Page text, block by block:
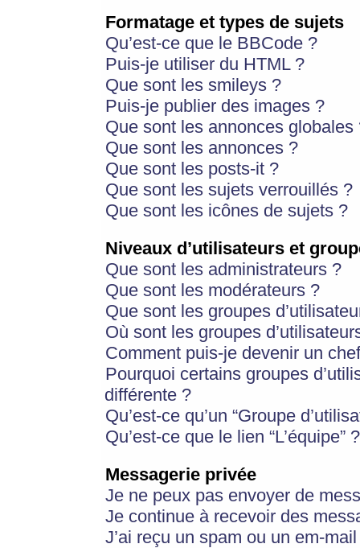
Formatage et types de sujets
Qu’est-ce que le BBCode ?
Puis-je utiliser du HTML ?
Que sont les smileys ?
Puis-je publier des images ?
Que sont les annonces globales
Que sont les annonces ?
Que sont les posts-it ?
Que sont les sujets verrouillés ?
Que sont les icônes de sujets ?
Niveaux d’utilisateurs et
Que sont les administrateurs ?
Que sont les modérateurs ?
Que sont les groupes
Où sont les groupes
Comment puis-je devenir un
Pourquoi certains groupes
différente ?
Qu’est-ce qu’un “Groupe
Qu’est-ce que le lien “L’équipe” ?
Messagerie privée
Je ne peux pas envoyer de
Je continue à recevoir des
J’ai reçu un spam ou un em-